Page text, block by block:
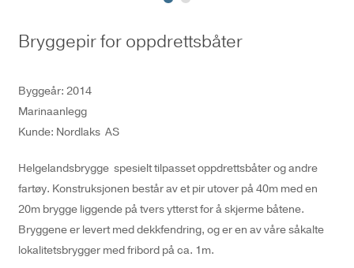
Bryggepir for oppdrettsbåter
Byggeår: 2014
Marinaanlegg
Kunde: Nordlaks AS
Helgelandsbrygge spesielt tilpasset oppdrettsbåter og andre
fartøy. Konstruksjonen består av et pir utover på 40m med en
20m brygge liggende på tvers ytterst for å skjerme båtene.
Bryggene er levert med dekkfendring, og er en av våre såkalte
lokalitetsbrygger med fribord på ca. 1m.